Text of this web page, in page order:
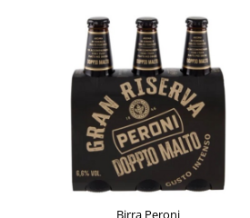
Birra Peroni